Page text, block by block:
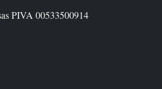
PIVA 00533500914